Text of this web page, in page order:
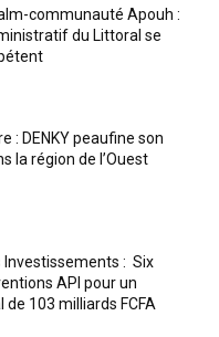
communauté Apouh :
du Littoral se
: DENKY peaufine son
la région de l’Ouest
Investissements : Six
API pour un
103 milliards FCFA